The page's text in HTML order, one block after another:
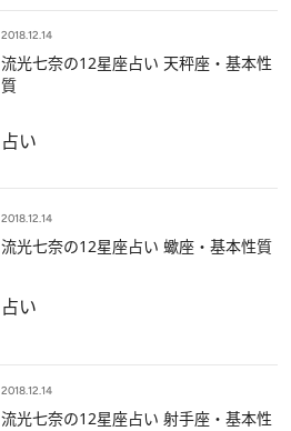
2018.12.14
流光七奈の12星座占い 天秤座・基本性
質
占い
2018.12.14
流光七奈の12星座占い 蠍座・基本性質
占い
2018.12.14
流光七奈の12星座占い 射手座・基本性